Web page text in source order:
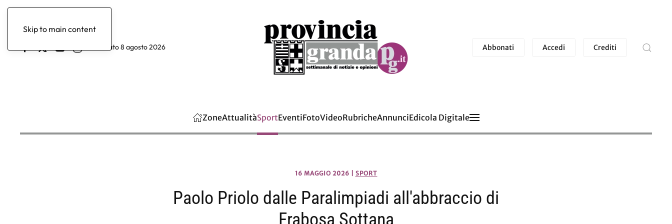
Skip to main content
sabato 8 agosto 2026 Abbonati Accedi Crediti
ZoneAttualitàSportEventiFotoVideoRubricheAnnunciEdicola Digitale
16 MAGGIO 2026 SPORT
Paolo Priolo dalle Paralimpiadi all'abbraccio di
Frabosa Sottana